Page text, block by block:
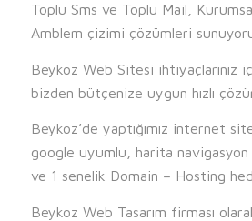
Toplu Sms ve Toplu Mail,
Amblem çizimi çözümleri
Beykoz Web Sitesi ihtiyaçlarınız
bizden bütçenize uygun hızlı
Beykoz’de yaptığımız internet
google uyumlu, harita
ve 1 senelik Domain – Hosting
Beykoz Web Tasarım firması